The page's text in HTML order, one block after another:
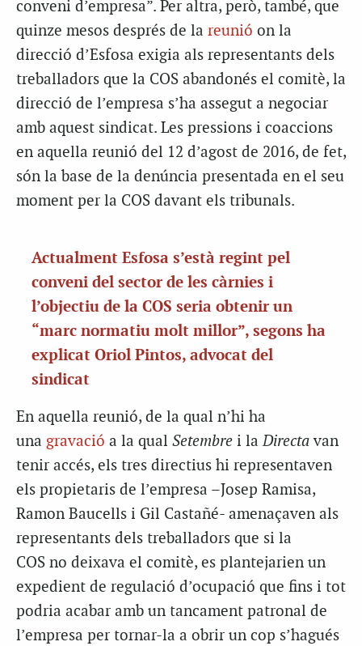
conveni d’empresa”. Per altra, però, també, que
quinze mesos després de la reunió on la
direcció d’Esfosa exigia als representants dels
treballadors que la COS abandonés el comitè, la
direcció de l’empresa s’ha assegut a negociar
amb aquest sindicat. Les pressions i coaccions
en aquella reunió del 12 d’agost de 2016, de fet,
són la base de la denúncia presentada en el seu
moment per la COS davant els tribunals.
Actualment Esfosa s’està regint pel
conveni del sector de les càrnies i
l’objectiu de la COS seria obtenir un
“marc normatiu molt millor”, segons ha
explicat Oriol Pintos, advocat del
sindicat
En aquella reunió, de la qual n’hi ha
una gravació a la qual Setembre i laDirectavan
tenir accés, els tres directius hi representaven
els propietaris de l’empresa –Josep Ramisa,
Ramon Baucells i Gil Castañé- amenaçaven als
representants dels treballadors que si la
COS no deixava el comitè, es plantejarien un
expedient de regulació d’ocupació que fins i tot
podria acabar amb un tancament patronal de
l’empresa per tornar-la a obrir un cop s’hagués